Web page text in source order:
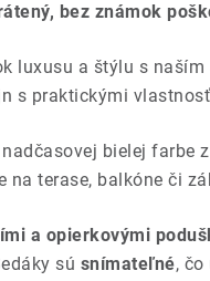
bez známok
luxusu a štýlu s
s praktickými
bielej farbe
na terase, balkóne či
a opierkovými
sú snímateľné,